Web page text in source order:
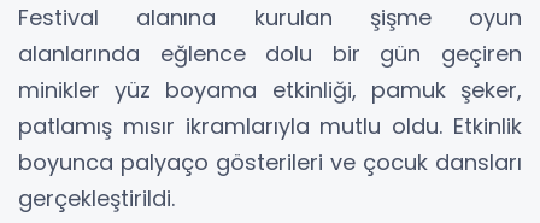
Festival alanına kurulan şişme oyun
alanlarında eğlence dolu bir gün geçiren
minikler yüz boyama etkinliği, pamuk şeker,
patlamış mısır ikramlarıyla mutlu oldu. Etkinlik
boyunca palyaço gösterileri ve çocuk dansları
gerçekleştirildi.